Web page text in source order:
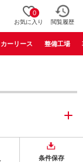
0
お気に入り 閲覧履歴
カーリース 整備工場
条件保存